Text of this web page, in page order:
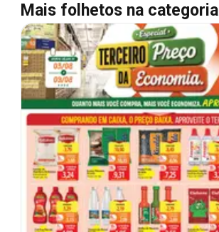
Mais folhetos na categoria